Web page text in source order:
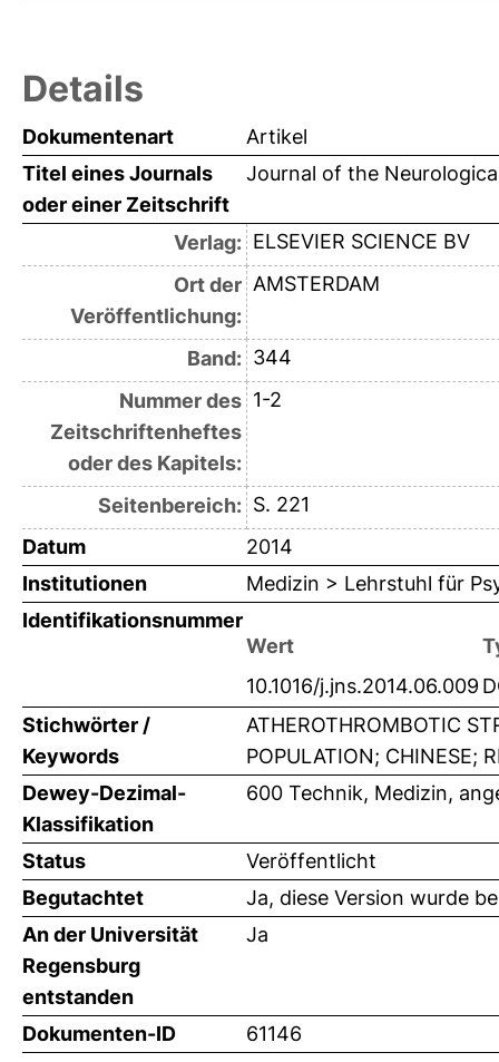
Details
Dokumentenart
Artikel
Titel eines Journals
oder einer Zeitschrift
Journal of the
Verlag: ELSEVIER SCIENCE BV
Ort der
Veröffentlichung:
AMSTERDAM
Band: 344
Nummer des
Zeitschriftenheftes
oder des Kapitels:
1-2
Seitenbereich: S. 221
Datum
2014
Institutionen
Medizin > Lehrstuhl für
Identifikationsnummer
Wert
10.1016/j.jns.2014.06.009
Stichwörter /
Keywords
ATHEROTHROMBOTIC
POPULATION; CHINESE;
Dewey-Dezimal-
Klassifikation
600 Technik, Medizin,
Status
Veröffentlicht
Begutachtet
Ja, diese Version wurde
An der Universität
Regensburg
entstanden
Ja
Dokumenten-ID 61146